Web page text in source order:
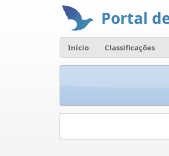
Portal
Início Classificações